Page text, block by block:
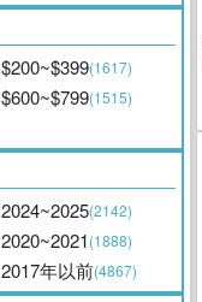
$200~$399(1617)
$600~$799(1515)
2024~2025(2142)
2020~2021(1888)
2017年以前(4867)